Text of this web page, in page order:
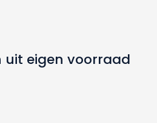
eigen voorraad